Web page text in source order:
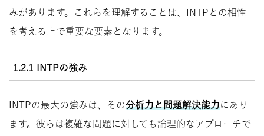
みがあります。これらを理解することは、INTPとの相性
を考える上で重要な要素となります。
1.2.1 INTPの強み
INTPの最大の強みは、その分析力と問題解決能力にあり
ます。彼らは複雑な問題に対しても論理的なアプローチで